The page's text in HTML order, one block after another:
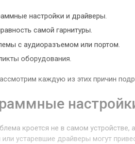
настройки и драйверы.
самой гарнитуры.
с аудиоразъемом или портом.
оборудования.
каждую из этих причин
кроется не в самом
или устаревшие драйверы могут